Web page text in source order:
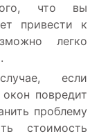
что вы
привести к
легко
если
повредит
проблему
стоимость